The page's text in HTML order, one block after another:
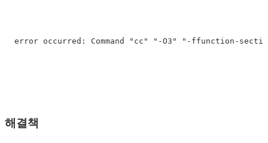
  error occurred: Command
"cc" "-O3" "-ffunction-
해결책